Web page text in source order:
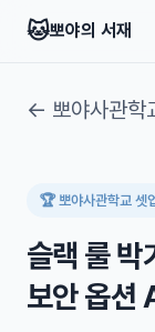
🐱뽀야의 서재
← 뽀야사관학
🏆 뽀야사관학교 셋
슬랙 룰
보안 옵션